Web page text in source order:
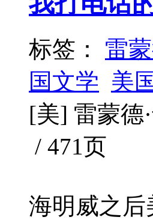
标签： 雷
国文学 美
[美] 雷蒙德
/ 471页
海明威之后